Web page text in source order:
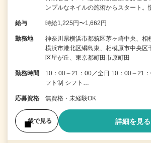
ンプルなネイルの施術からスタート
給与 時給1,225円〜1,662円
勤務地
神奈川県横浜市都筑区茅ヶ崎中央、相
横浜市港北区綱島東、相模原市中央区
区星が丘、東京都町田市原町田
勤務時間
10：00～21：00／全日 10：00～21
フト制 シフト…
応募資格 無資格・未経験OK
後で見る 詳細を見る